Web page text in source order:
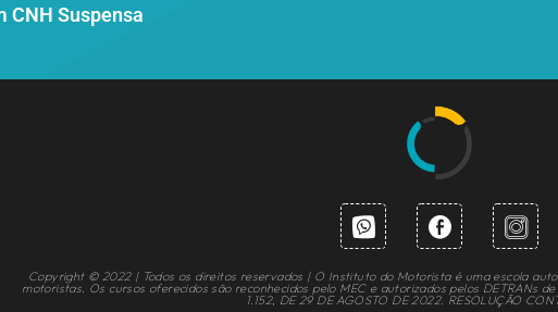
CNH Suspensa
Copyright © 2022 | Todos os direitos reservados | O Instituto do Motorista é uma escola
motoristas. Os cursos oferecidos são reconhecidos pelo MEC e autorizados pelos DETRANs
1.152, DE 29 DE AGOSTO DE 2022. RESOLUÇÃO